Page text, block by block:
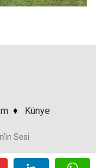
♦ Künye
Sesi